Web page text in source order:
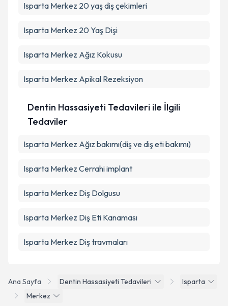
Ana Sayfa Dentin Hassasiyeti Tedavileri
Isparta
Merkez
Isparta Merkez 20 yaş diş çekimleri
Isparta Merkez 20 Yaş Dişi
Isparta Merkez Ağız Kokusu
Isparta Merkez Apikal Rezeksiyon
Dentin Hassasiyeti Tedavileri ile İlgili
Tedaviler
Isparta Merkez Ağız bakımı(diş ve diş eti bakımı)
Isparta Merkez Cerrahi implant
Isparta Merkez Diş Dolgusu
Isparta Merkez Diş Eti Kanaması
Isparta Merkez Diş travmaları